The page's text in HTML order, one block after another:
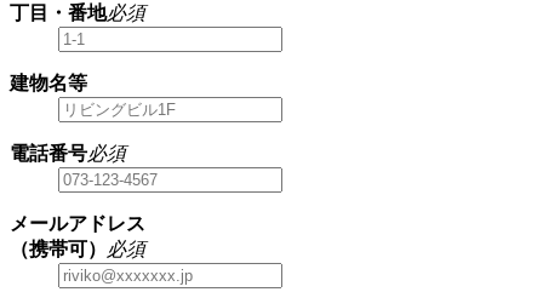
丁目・番地必須
建物名等
電話番号必須
メールアドレス
（携帯可）
必須